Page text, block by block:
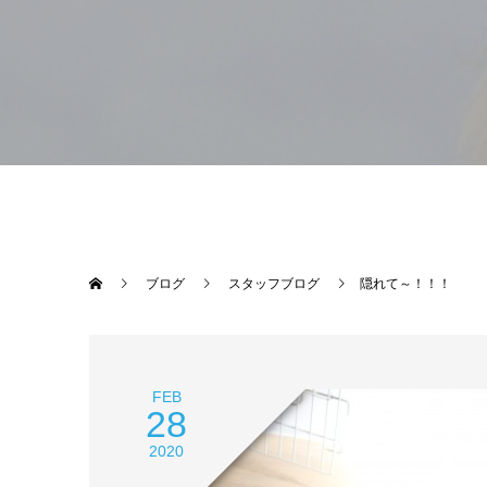
ブログ スタッフブログ 隠れて～！！！
FEB
28
2020